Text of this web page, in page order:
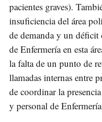
pacientes graves).
insuficiencia del área
de demanda y un
de Enfermería en esta
la falta de un punto de
llamadas internas entre
de coordinar la
y personal de